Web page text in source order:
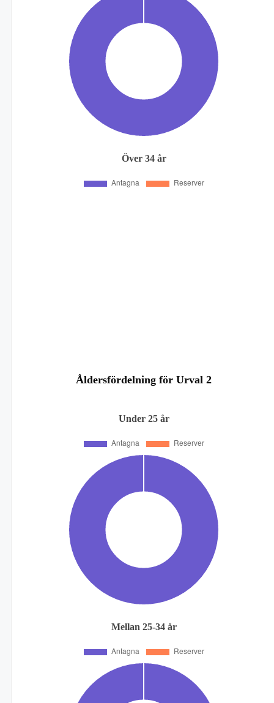
Över 34 år
Åldersfördelning för Urval 2
Under 25 år
Mellan 25-34 år